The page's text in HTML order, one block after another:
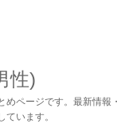
性)
めページです。最新情
います。